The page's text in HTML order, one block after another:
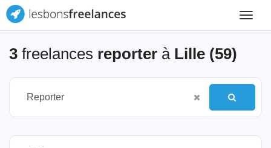
Toggle
3 freelances reporter à Lille (59)